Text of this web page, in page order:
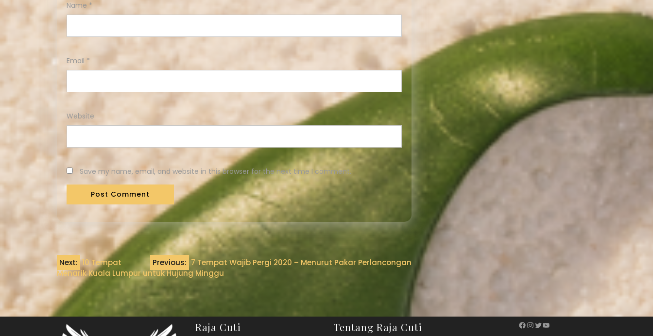
Name *
Email *
Website
Save my name, email, and website in this browser for the next time I comment.
Previous: 7 Tempat Wajib Pergi 2020 – Menurut Pakar Perlancongan
Next: 10 Tempat
Menarik Kuala Lumpur untuk Hujung Minggu
Raja Cuti Tentang Raja Cuti